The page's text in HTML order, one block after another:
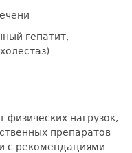
гепатит,
нагрузок,
препаратов
с рекомендациями